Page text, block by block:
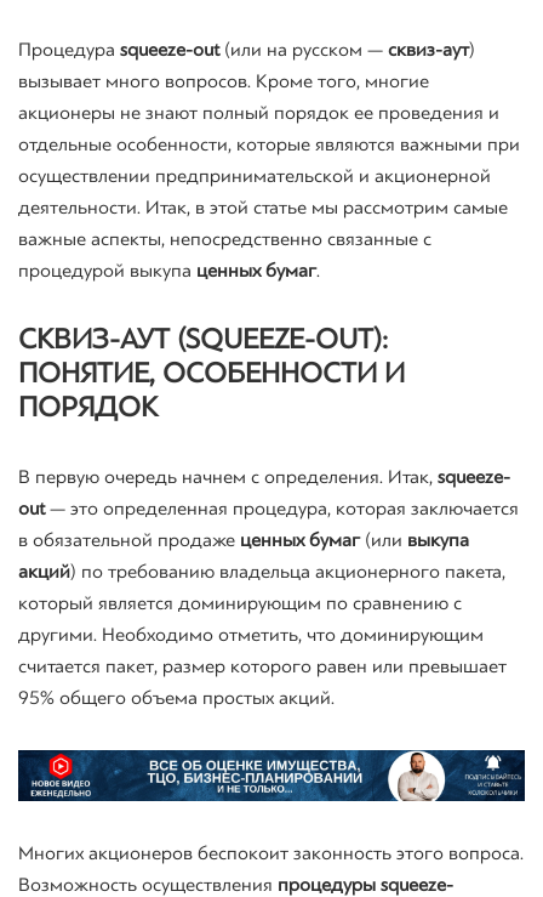
Процедура squeeze-out(или на русском — сквиз-аут)
вызывает много вопросов. Кроме того, многие
акционеры не знают полный порядок ее проведения и
отдельные особенности, которые являются важными при
осуществлении предпринимательской и акционерной
деятельности. Итак, в этой статье мы рассмотрим самые
важные аспекты, непосредственно связанные с
процедурой выкупа ценных бумаг.
СКВИЗ-АУТ (SQUEEZE-OUT):
ПОНЯТИЕ, ОСОБЕННОСТИ И
ПОРЯДОК
В первую очередь начнем с определения. Итак, squeeze-
out— это определенная процедура, которая заключается
в обязательной продаже ценных бумаг(или выкупа
акций) по требованию владельца акционерного пакета,
который является доминирующим по сравнению с
другими. Необходимо отметить, что доминирующим
считается пакет, размер которого равен или превышает
95% общего объема простых акций.
Многих акционеров беспокоит законность этого вопроса.
Возможность осуществления процедуры squeeze-